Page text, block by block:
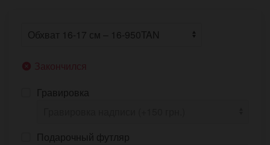
Закончился
Гравировка
Подарочный футляр